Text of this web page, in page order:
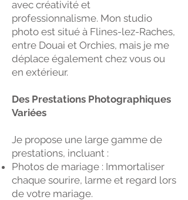
avec créativité et
professionnalisme. Mon studio
photo est situé à Flines-lez-Raches,
entre Douai et Orchies, mais je me
déplace également chez vous ou
en extérieur.
Des Prestations Photographiques
Variées
Je propose une large gamme de
prestations, incluant :
Photos de mariage : Immortaliser
chaque sourire, larme et regard lors
de votre mariage.